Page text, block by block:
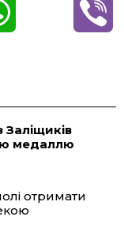
t
A
Заліщиків
медаллю
отримати